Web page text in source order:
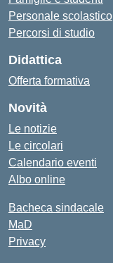
Personale scolastico
Percorsi di studio
Didattica
Offerta formativa
Novità
Le notizie
Le circolari
Calendario eventi
Albo online
Bacheca sindacale
MaD
Privacy